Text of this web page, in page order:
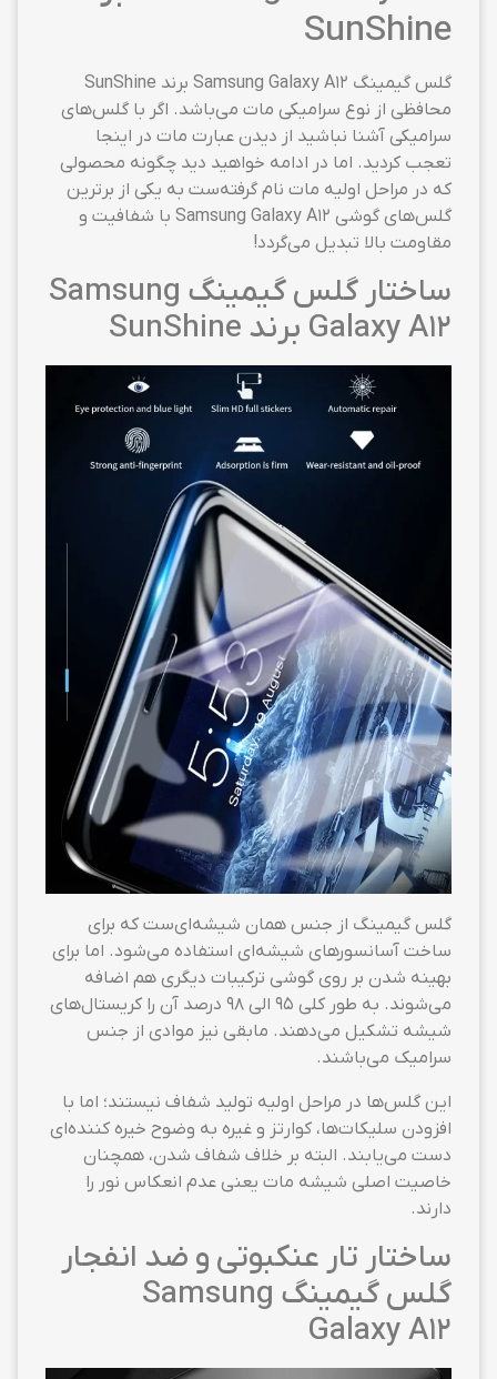
SunShine
محافظی از نوع سرامیکی مات می‌باشد. اگر با گلس‌های
سرامیکی آشنا نباشید از دیدن عبارت مات در اینجا
تعجب کردید. اما در ادامه خواهید دید چگونه محصولی
که در مراحل اولیه مات نام گرفته‌ست به یکی از برترین
گلس‌های گوشی Samsung Galaxy A12 با شفافیت و
مقاومت بالا تبدیل می‌گردد!
ساختار گلس گیمینگ Samsung
Galaxy A12 برند SunShine
گلس گیمینگ از جنس همان شیشه‌ای‌ست که برای
ساخت آسانسورهای شیشه‌ای استفاده می‌شود. اما برای
بهینه شدن بر روی گوشی ترکیبات دیگری هم اضافه
می‌شوند. به طور کلی ۹۵ الی ۹۸ درصد آن را کریستال‌های
شیشه تشکیل می‌دهند. مابقی نیز موادی از جنس
سرامیک می‌باشند.
این گلس‌ها در مراحل اولیه تولید شفاف نیستند؛ اما با
افزودن سلیکات‌ها، کوارتز و غیره به وضوح خیره کننده‌ای
دست می‌یابند. البته بر خلاف شفاف شدن، همچنان
خاصیت اصلی شیشه مات یعنی عدم انعکاس نور را
دارند.
ساختار تار عنکبوتی و ضد انفجار
گلس گیمینگ Samsung
Galaxy A12